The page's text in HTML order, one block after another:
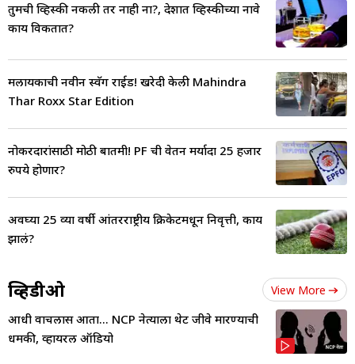
तुमची व्हिस्की नकली तर नाही ना?, देशात व्हिस्कीच्या नावे
काय विकतात?
मलायकाची नवीन स्वॅग राईड! खरेदी केली Mahindra
Thar Roxx Star Edition
नोकरदारांसाठी मोठी बातमी! PF ची वेतन मर्यादा 25 हजार
रुपये होणार?
अवघ्या 25 व्या वर्षी आंतरराष्ट्रीय क्रिकेटमधून निवृत्ती, काय
झालं?
व्हिडीओ View More
आधी वाचलास आता... NCP नेत्याला थेट जीवे मारण्याची
धमकी, व्हायरल ऑडियो